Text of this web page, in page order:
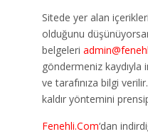
Sitede yer alan
olduğunu
belgeleri
göndermeniz kaydıyla
ve tarafınıza bilgi
kaldır yöntemini
Fenehli.Com‘dan